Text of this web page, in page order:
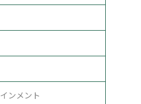
ンメント